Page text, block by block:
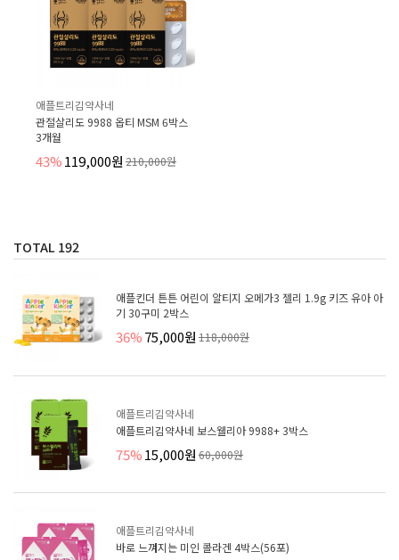
애플트리김약사네
관절살리도 9988 옵티 MSM 6박스
3개월
43%119,000원 210,000원
TOTAL 192
애플킨더 튼튼 어린이 알티지 오메가3 젤리 1.9g 키즈 유아 아
기 30구미 2박스
36%75,000원 118,000원
애플트리김약사네
애플트리김약사네 보스웰리아 9988+ 3박스
75%15,000원 60,000원
애플트리김약사네
바로 느껴지는 미인 콜라겐 4박스(56포)